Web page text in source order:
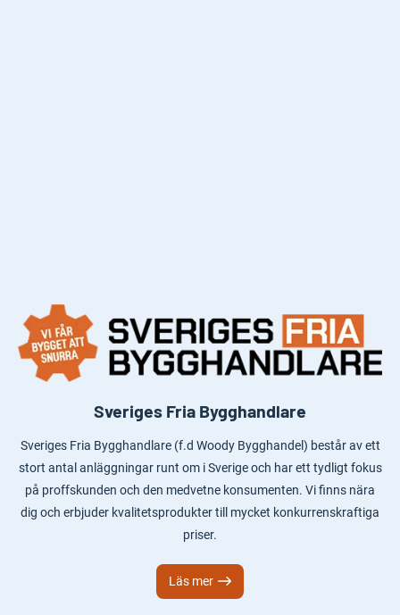
Sveriges Fria Bygghandlare
Sveriges Fria Bygghandlare (f.d Woody Bygghandel) består av ett
stort antal anläggningar runt om i Sverige och har ett tydligt fokus
på proffskunden och den medvetne konsumenten. Vi finns nära
dig och erbjuder kvalitetsprodukter till mycket konkurrenskraftiga
priser.
Läs mer